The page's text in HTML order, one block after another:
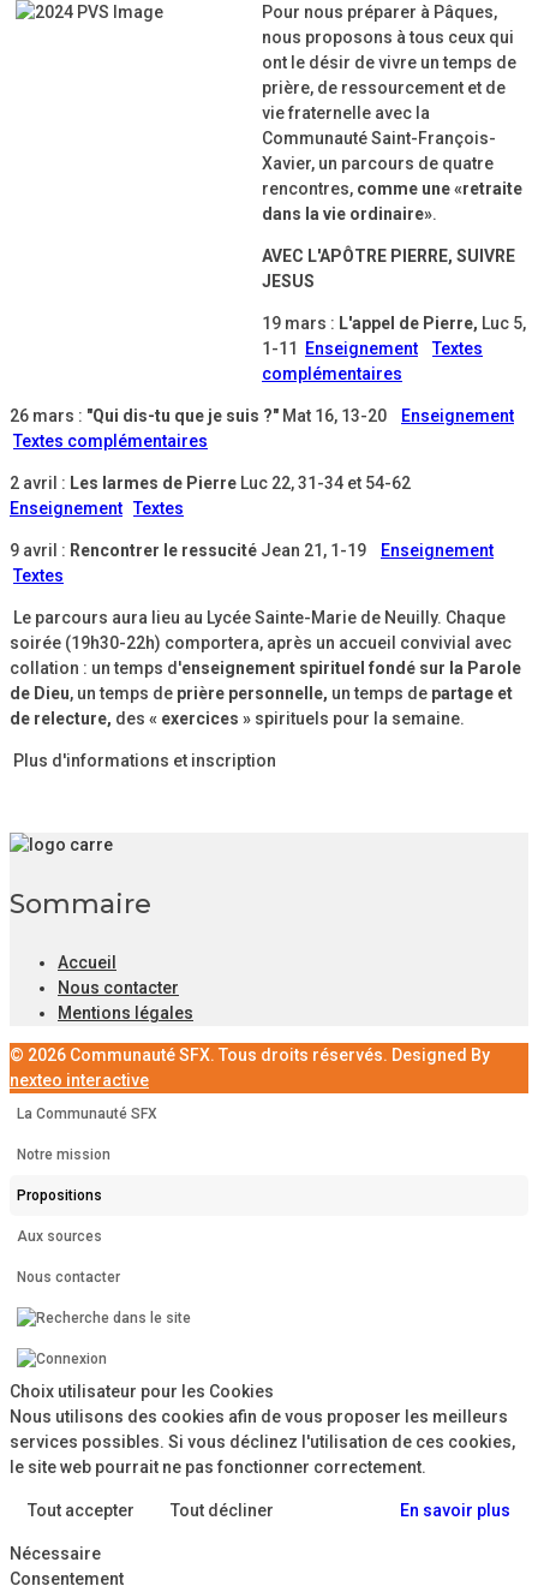
Pour nous préparer à Pâques,
nous proposons à tous ceux qui
ont le désir de vivre un temps de
prière, de ressourcement et de
vie fraternelle avec la
Communauté Saint-François-
Xavier, un parcours de quatre
rencontres, comme une «retraite
dans la vie ordinaire».
AVEC L'APÔTRE PIERRE, SUIVRE
JESUS
19 mars : L'appel de Pierre, Luc 5,
1-11
Enseignement
Textes
complémentaires
26 mars : "Qui dis-tu que je suis ?" Mat 16, 13-20
Enseignement
Textes complémentaires
2 avril : Les larmes de Pierre Luc 22, 31-34 et 54-62
Enseignement Textes
9 avril : Rencontrer le ressucité Jean 21, 1-19
Enseignement
Textes
Le parcours aura lieu au Lycée Sainte-Marie de Neuilly. Chaque
soirée (19h30-22h) comportera, après un accueil convivial avec
collation : un temps d'enseignement spirituel fondé sur la Parole
de Dieu, un temps de prière personnelle, un temps de partage et
de relecture, des « exercices » spirituels pour la semaine.
Plus d'informations et inscription
Sommaire
Accueil
Nous contacter
Mentions légales
© 2026 Communauté SFX. Tous droits réservés. Designed By
nexteo interactive
La Communauté SFX
Notre mission
Propositions
Aux sources
Nous contacter
Choix utilisateur pour les Cookies
Nous utilisons des cookies afin de vous proposer les meilleurs
services possibles. Si vous déclinez l'utilisation de ces cookies,
le site web pourrait ne pas fonctionner correctement.
Tout accepter Tout décliner En savoir plus
Nécessaire
Consentement